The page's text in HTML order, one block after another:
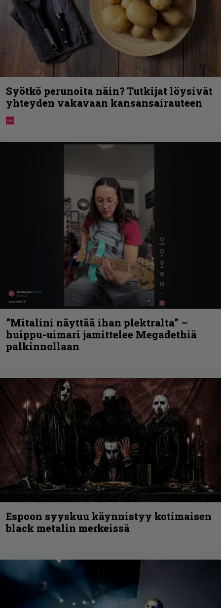
Syötkö perunoita näin? Tutkijat löysivät
yhteyden vakavaan kansansairauteen
”Mitalini näyttää ihan plektralta” –
huippu-uimari jamittelee Megadethiä
palkinnollaan
Espoon syyskuu käynnistyy kotimaisen
black metalin merkeissä